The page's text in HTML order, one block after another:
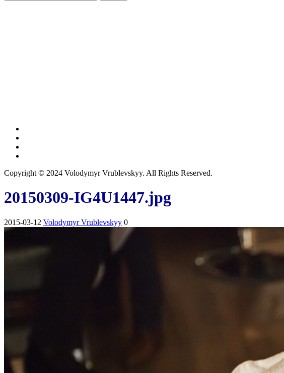
Copyright © 2024 Volodymyr Vrublevskyy. All Rights Reserved.
20150309-IG4U1447.jpg
2015-03-12 Volodymyr Vrublevskyy 0